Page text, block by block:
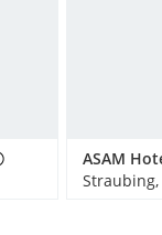
ASAM